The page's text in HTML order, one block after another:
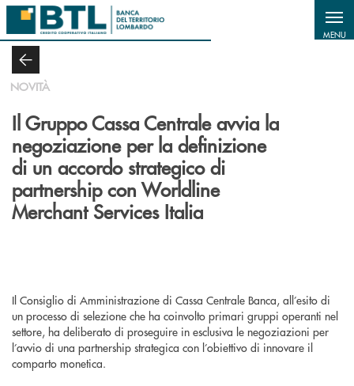
Salta al contenuto principale
MENU
NOVITÀ
Il Gruppo Cassa Centrale avvia la
negoziazione per la definizione
di un accordo strategico di
partnership con Worldline
Merchant Services Italia
Il Consiglio di Amministrazione di Cassa Centrale Banca, all’esito di
un processo di selezione che ha coinvolto primari gruppi operanti nel
settore, ha deliberato di proseguire in esclusiva le negoziazioni per
l’avvio di una partnership strategica con l’obiettivo di innovare il
comparto monetica.